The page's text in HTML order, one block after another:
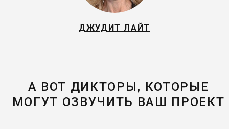
ДЖУДИТ ЛАЙТ
А ВОТ ДИКТОРЫ, КОТОРЫЕ
МОГУТ ОЗВУЧИТЬ ВАШ ПРОЕКТ